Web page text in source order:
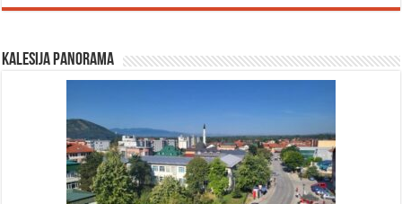
Kalesija panorama